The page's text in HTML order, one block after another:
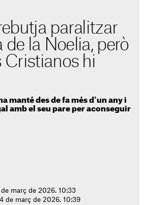
paralitzar
de la Noelia, però
Cristianos hi
manté des de fa més d'un any i
amb el seu pare per aconseguir
març de 2026. 10:33
de març de 2026. 10:39